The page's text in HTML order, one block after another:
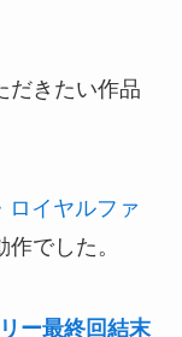
だきたい作品
ロイヤルファ
でした。
ー最終回結末